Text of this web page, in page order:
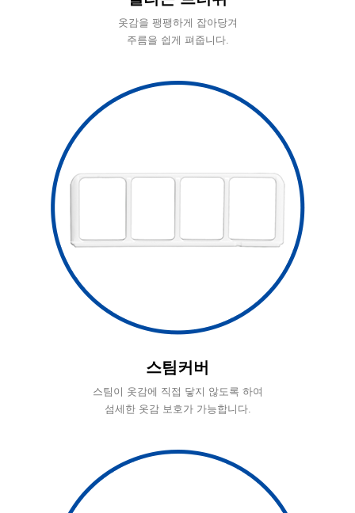
옷감을 팽팽하게 잡아당겨
주름을 쉽게 펴줍니다.
스팀커버
스팀이 옷감에 직접 닿지 않도록 하여
섬세한 옷감 보호가 가능합니다.